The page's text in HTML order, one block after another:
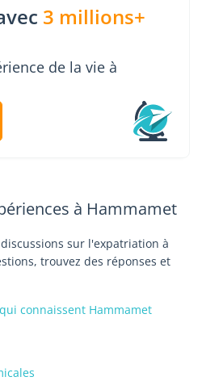
3 millions+
de la vie à
à Hammamet
sur l'expatriation à
trouvez des réponses et
connaissent Hammamet